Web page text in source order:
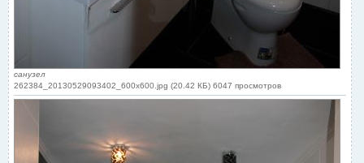
санузел
262384_20130529093402_600x600.jpg (20.42 КБ) 6047 просмотров